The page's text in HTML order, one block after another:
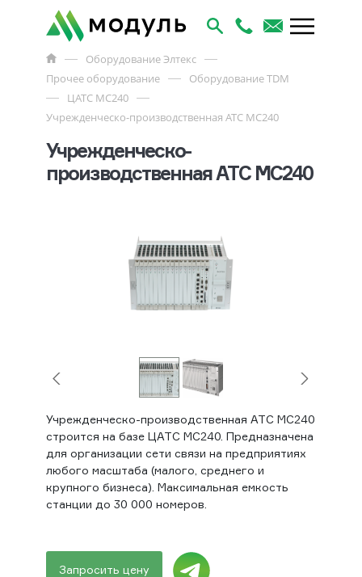
Оборудование Элтекс
Прочее оборудование
Оборудование TDM
ЦАТС МС240
Учрежденческо-производственная АТС МС240
Учрежденческо-
производственная АТС МС240
Учрежденческо-производственная АТС МС240
строится на базе ЦАТС МС240. Предназначена
для организации сети связи на предприятиях
любого масштаба (малого, среднего и
крупного бизнеса). Максимальная емкость
станции до 30 000 номеров.
Запросить цену